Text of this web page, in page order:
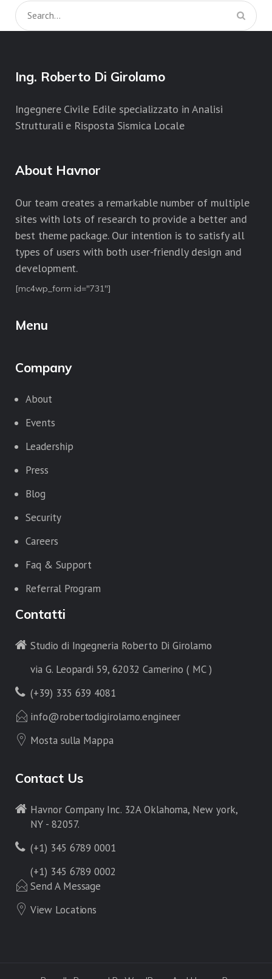
Ing. Roberto Di Girolamo
Ingegnere Civile Edile specializzato in Analisi
Strutturali e Risposta Sismica Locale
About Havnor
Our team creates a remarkable number of multiple
sites with lots of research to provide a better and
best theme package. Our intention is to satisfy all
types of users with both user-friendly design and
development.
[mc4wp_form id="731"]
Menu
Company
About
Events
Leadership
Press
Blog
Security
Careers
Faq & Support
Referral Program
Contatti
Studio di Ingegneria Roberto Di Girolamo
via G. Leopardi 59, 62032 Camerino ( MC )
(+39) 335 639 4081
info@robertodigirolamo.engineer
Mosta sulla Mappa
Contact Us
Havnor Company Inc. 32A Oklahoma, New york,
NY - 82057.
(+1) 345 6789 0001
(+1) 345 6789 0002
Send A Message
View Locations